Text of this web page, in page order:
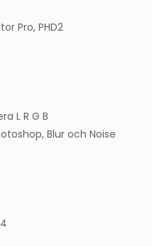
Pro, PHD2
L R G B
Blur och Noise